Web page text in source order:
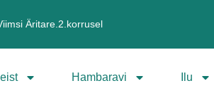
Äritare.2.korrusel
Hambaravi Ilu